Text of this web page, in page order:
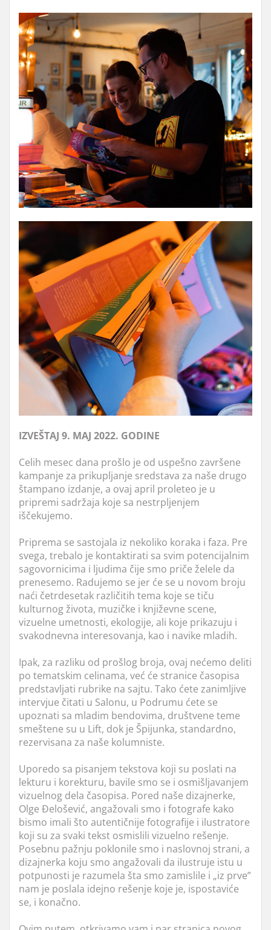
IZVEŠTAJ 9. MAJ 2022. GODINE
Celih mesec dana prošlo je od uspešno završene
kampanje za prikupljanje sredstava za naše drugo
štampano izdanje, a ovaj april proleteo je u
pripremi sadržaja koje sa nestrpljenjem
iščekujemo.
Priprema se sastojala iz nekoliko koraka i faza. Pre
svega, trebalo je kontaktirati sa svim potencijalnim
sagovornicima i ljudima čije smo priče želele da
prenesemo. Radujemo se jer će se u novom broju
naći četrdesetak različitih tema koje se tiču
kulturnog života, muzičke i književne scene,
vizuelne umetnosti, ekologije, ali koje prikazuju i
svakodnevna interesovanja, kao i navike mladih.
Ipak, za razliku od prošlog broja, ovaj nećemo deliti
po tematskim celinama, već će stranice časopisa
predstavljati rubrike na sajtu. Tako ćete zanimljive
intervjue čitati u Salonu, u Podrumu ćete se
upoznati sa mladim bendovima, društvene teme
smeštene su u Lift, dok je Špijunka, standardno,
rezervisana za naše kolumniste.
Uporedo sa pisanjem tekstova koji su poslati na
lekturu i korekturu, bavile smo se i osmišljavanjem
vizuelnog dela časopisa. Pored naše dizajnerke,
Olge Đelošević, angažovali smo i fotografe kako
bismo imali što autentičnije fotografije i ilustratore
koji su za svaki tekst osmislili vizuelno rešenje.
Posebnu pažnju poklonile smo i naslovnoj strani, a
dizajnerka koju smo angažovali da ilustruje istu u
potpunosti je razumela šta smo zamislile i „iz prve”
nam je poslala idejno rešenje koje je, ispostaviće
se, i konačno.